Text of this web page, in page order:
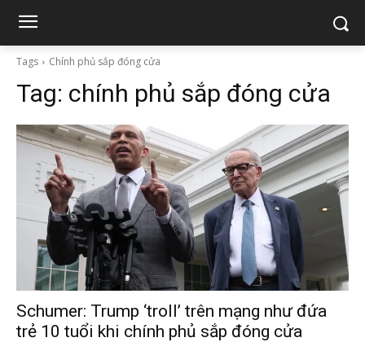
Tags Chính phủ sắp đóng cửa
Tag: chính phủ sắp đóng cửa
Schumer: Trump ‘troll’ trên mạng như đứa
trẻ 10 tuổi khi chính phủ sắp đóng cửa